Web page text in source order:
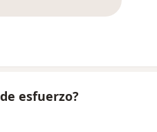
esfuerzo?